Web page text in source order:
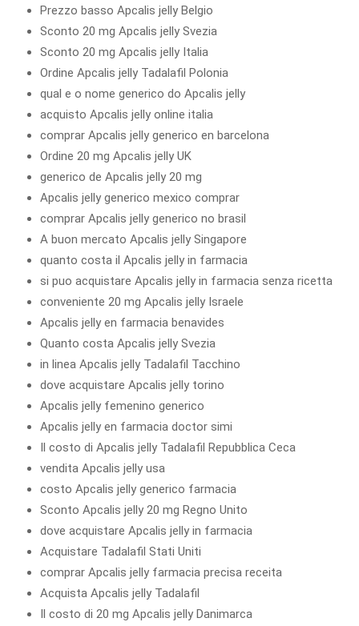
Prezzo basso Apcalis jelly Belgio
Sconto 20 mg Apcalis jelly Svezia
Sconto 20 mg Apcalis jelly Italia
Ordine Apcalis jelly Tadalafil Polonia
qual e o nome generico do Apcalis jelly
acquisto Apcalis jelly online italia
comprar Apcalis jelly generico en barcelona
Ordine 20 mg Apcalis jelly UK
generico de Apcalis jelly 20 mg
Apcalis jelly generico mexico comprar
comprar Apcalis jelly generico no brasil
A buon mercato Apcalis jelly Singapore
quanto costa il Apcalis jelly in farmacia
si puo acquistare Apcalis jelly in farmacia senza ricetta
conveniente 20 mg Apcalis jelly Israele
Apcalis jelly en farmacia benavides
Quanto costa Apcalis jelly Svezia
in linea Apcalis jelly Tadalafil Tacchino
dove acquistare Apcalis jelly torino
Apcalis jelly femenino generico
Apcalis jelly en farmacia doctor simi
Il costo di Apcalis jelly Tadalafil Repubblica Ceca
vendita Apcalis jelly usa
costo Apcalis jelly generico farmacia
Sconto Apcalis jelly 20 mg Regno Unito
dove acquistare Apcalis jelly in farmacia
Acquistare Tadalafil Stati Uniti
comprar Apcalis jelly farmacia precisa receita
Acquista Apcalis jelly Tadalafil
Il costo di 20 mg Apcalis jelly Danimarca